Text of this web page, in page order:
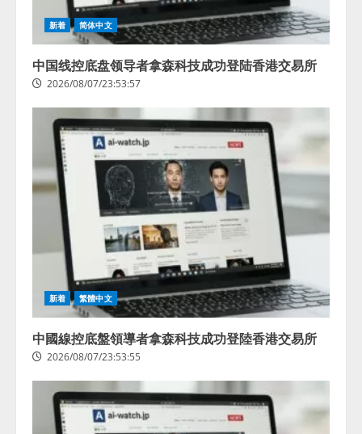
新着 简体中文
中国线控底盘领导者拿森科技成功登陆香港交易所
2026/08/07/23:53:57
新着 繁體中文
中國線控底盤領導者拿森科技成功登陸香港交易所
2026/08/07/23:53:55